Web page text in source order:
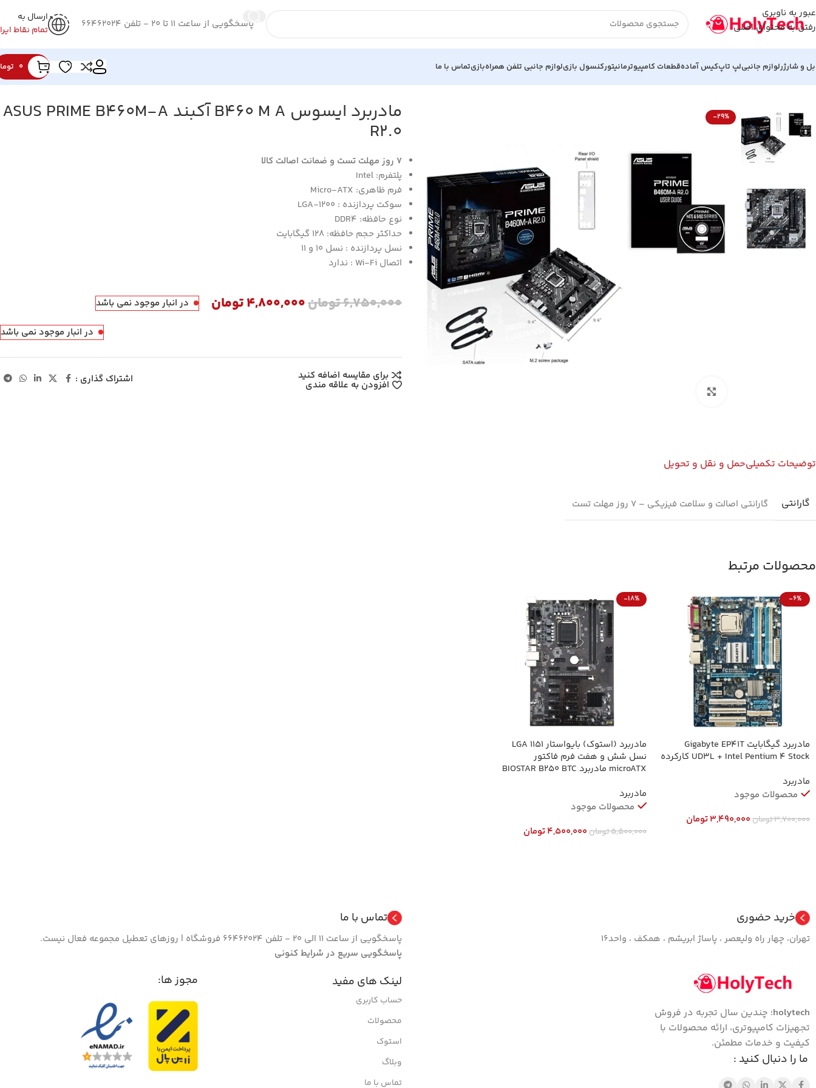
عبور به ناوبری
رفتن به محتوای اصلی
پاسخگویی از ساعت 11 تا 20 - تلفن 66462024
ارسال به
تمام نقاط
و شارژرلوازم جانبیلپ تاپکیس آمادهقطعات کامپیوترمانیتورکنسول بازیلوازم جانبی تلفن همراهبازیتماس با ما 0
-29% مادربرد ایسوس B460 M A آکبند ASUS PRIME B460M-A
R2.0
7 روز مهلت تست و ضمانت اصالت کالا
پلتفرم: Intel
فرم ظاهری: Micro-ATX
سوکت پردازنده : LGA-1200
نوع حافظه: DDR4
حداکثر حجم حافظه: 128 گیگابایت
نسل پردازنده : نسل 10 و 11
اتصال Wi-Fi : ندارد
6,750,000تومان4,800,000تومان در انبار موجود نمی باشد
در انبار موجود نمی باشد
برای مقایسه اضافه کنید
افزودن به علاقه مندی اشتراک گذاری :
توضیحات تکمیلیحمل و نقل و تحویل
گارانتی گارانتی اصالت و سلامت فیزیکی – 7 روز مهلت تست
محصولات مرتبط
-6%
مادربرد گیگابایت Gigabyte EP41T
UD3L + Intel Pentium 4 Stock کارکرده
مادربرد
محصولات موجود
3,700,000تومان3,490,000تومان
-18%
مادربرد (استوک) بایواستار LGA 1151
نسل شش و هفت فرم فاکتور
microATX مادربرد BIOSTAR B250 BTC
مادربرد
محصولات موجود
5,500,000تومان 4,500,000تومان
خرید حضوری
تهران، چهار راه ولیعصر ، پاساژ ابریشم ، همکف ، واحد16
تماس با ما
پاسخگویی از ساعت 11 الی 20 - تلفن 66462024 فروشگاه | روزهای تعطیل مجموعه فعال نیست.
پاسخگویی سریع در شرایط کنونی
holytech؛ چندین سال تجربه در فروش
تجهیزات کامپیوتری، ارائه محصولات با
کیفیت و خدمات مطمئن.
ما را دنبال کنید :
لینک های مفید
حساب کاربری
محصولات
استوک
وبلاگ
تماس با ما
مجوز ها: